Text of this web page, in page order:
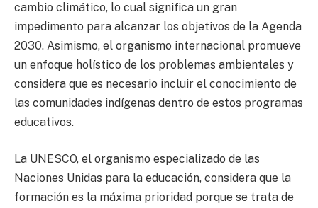
cambio climático, lo cual significa un gran
impedimento para alcanzar los objetivos de la Agenda
2030. Asimismo, el organismo internacional promueve
un enfoque holístico de los problemas ambientales y
considera que es necesario incluir el conocimiento de
las comunidades indígenas dentro de estos programas
educativos.
La UNESCO, el organismo especializado de las
Naciones Unidas para la educación, considera que la
formación es la máxima prioridad porque se trata de